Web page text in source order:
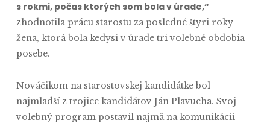
s rokmi, počas ktorých som bola v úrade,“
zhodnotila prácu starostu za posledné štyri roky
žena, ktorá bola kedysi v úrade tri volebné obdobia
posebe.
Nováčikom na starostovskej kandidátke bol
najmladší z trojice kandidátov Ján Plavucha. Svoj
volebný program postavil najmä na komunikácii